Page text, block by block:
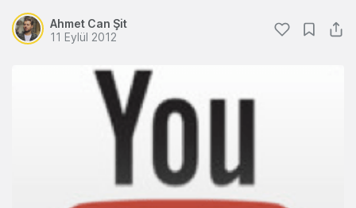
Ahmet Can Şit
11 Eylül 2012